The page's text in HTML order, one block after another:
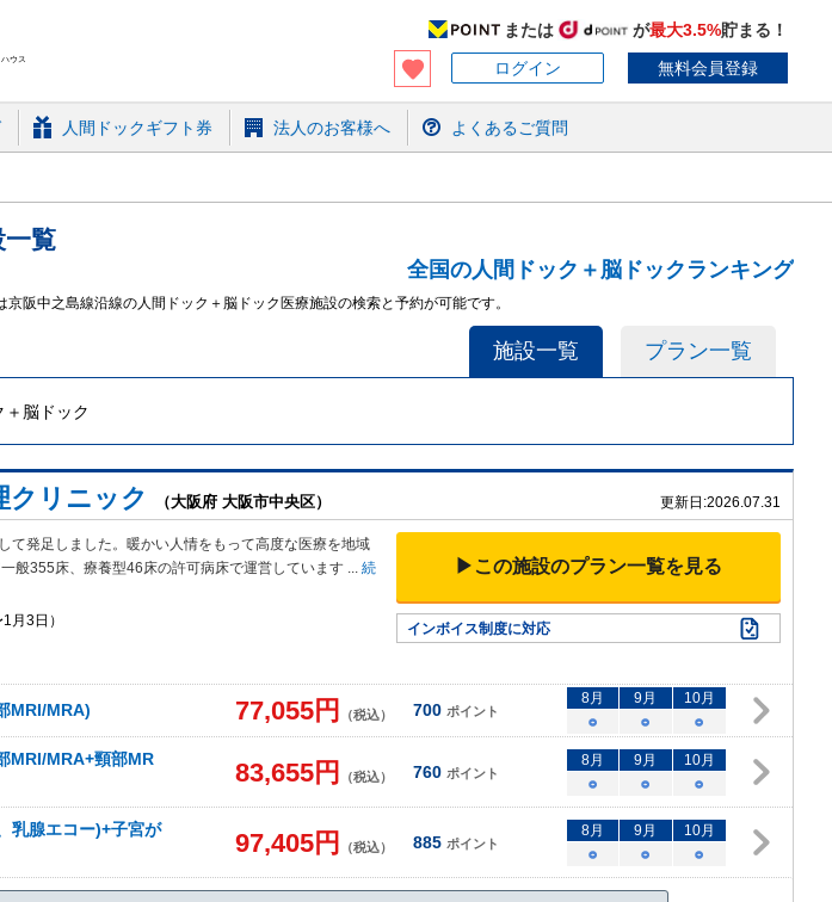
ウス
または が最大3.5%貯まる！
ログイン
無料会員登録
人間ドックギフト券 法人のお客様へ よくあるご質問
一覧
全国の人間ドック＋脳ドックランキング
阪中之島線沿線の人間ドック＋脳ドック医療施設の検索と予約が可能です。
施設一覧 プラン一覧
脳ドック
クリニック （大阪府 大阪市中央区） 更新日:2026.07.31
て発足しました。暖かい人情をもって高度な医療を地域
般355床、療養型46床の許可病床で運営しています ... 続
月3日）
▶この施設のプラン一覧を見る
インボイス制度に対応
MRI/MRA) 77,055円 （税込） 700 ポイント
8月 9月 10月
○
○ ○
MRI/MRA+頸部MR
83,655円 （税込） 760 ポイント
8月 9月 10月
○
○ ○
乳腺エコー)+子宮が
97,405円 （税込） 885 ポイント
8月 9月 10月
○
○ ○